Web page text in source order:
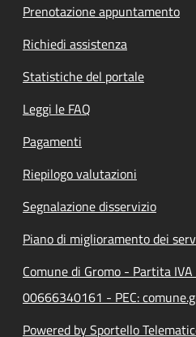
Prenotazione appuntamento
Richiedi assistenza
Statistiche del portale
Leggi le FAQ
Pagamenti
Riepilogo valutazioni
Segnalazione disservizio
Piano di miglioramento dei
Comune di Gromo - Partita
00666340161 - PEC:
Powered by Sportello